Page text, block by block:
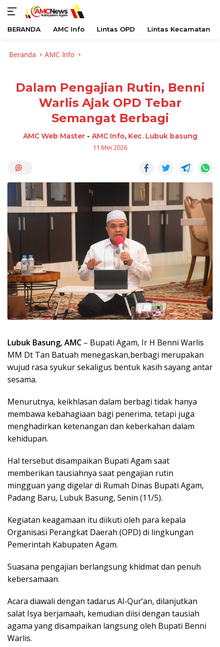
BERANDA AMC Info Lintas OPD Lintas Kecamatan
Beranda AMC Info
Dalam Pengajian Rutin, Benni
Warlis Ajak OPD Tebar
Semangat Berbagi
AMC Web Master- AMC Info, Kec. Lubuk basung
11 Mei 2026
Lubuk Basung, AMC – Bupati Agam, Ir H Benni Warlis
MM Dt Tan Batuah menegaskan,berbagi merupakan
wujud rasa syukur sekaligus bentuk kasih sayang antar
sesama.
Menurutnya, keikhlasan dalam berbagi tidak hanya
membawa kebahagiaan bagi penerima, tetapi juga
menghadirkan ketenangan dan keberkahan dalam
kehidupan.
Hal tersebut disampaikan Bupati Agam saat
memberikan tausiahnya saat pengajian rutin
mingguan yang digelar di Rumah Dinas Bupati Agam,
Padang Baru, Lubuk Basung, Senin (11/5).
Kegiatan keagamaan itu diikuti oleh para kepala
Organisasi Perangkat Daerah (OPD) di lingkungan
Pemerintah Kabupaten Agam.
Suasana pengajian berlangsung khidmat dan penuh
kebersamaan.
Acara diawali dengan tadarus Al-Qur’an, dilanjutkan
salat Isya berjamaah, kemudian diisi dengan tausiah
agama yang disampaikan langsung oleh Bupati Benni
Warlis.